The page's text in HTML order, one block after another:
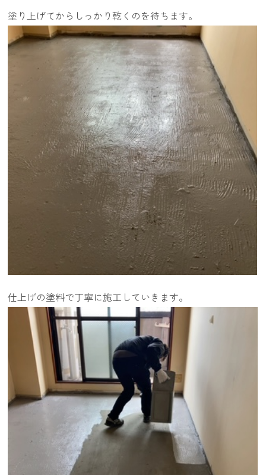
塗り上げてからしっかり乾くのを待ちます。
仕上げの塗料で丁寧に施工していきます。